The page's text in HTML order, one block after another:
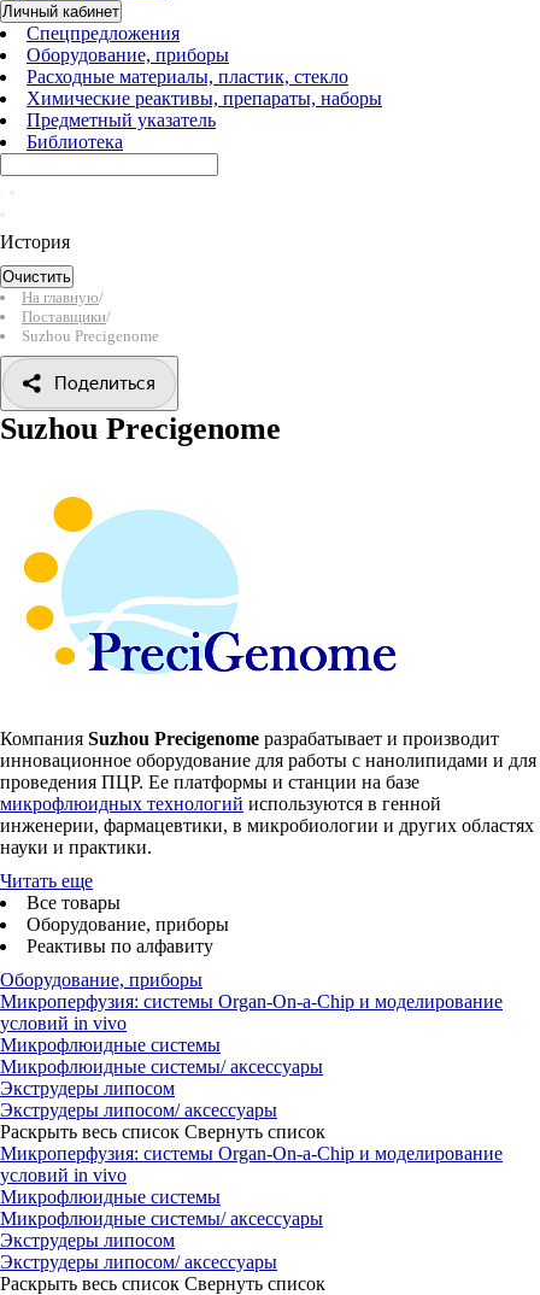
Личный кабинет
Спецпредложения
Оборудование, приборы
Расходные материалы, пластик, стекло
Химические реактивы, препараты, наборы
Предметный указатель
Библиотека
История
Очистить
На главную/
Поставщики/
Suzhou Precigenome
Поделиться
Suzhou Precigenome
Компания Suzhou Precigenome разрабатывает и производит
инновационное оборудование для работы с нанолипидами и для
проведения ПЦР. Ее платформы и станции на базе
микрофлюидных технологий используются в генной
инженерии, фармацевтики, в микробиологии и других областях
науки и практики.
Читать еще
Все товары
Оборудование, приборы
Реактивы по алфавиту
Оборудование, приборы
Микроперфузия: системы Organ-On-a-Chip и моделирование
условий in vivo
Микрофлюидные системы
Микрофлюидные системы/ аксессуары
Экструдеры липосом
Экструдеры липосом/ аксессуары
Раскрыть весь список Свернуть список
Микроперфузия: системы Organ-On-a-Chip и моделирование
условий in vivo
Микрофлюидные системы
Микрофлюидные системы/ аксессуары
Экструдеры липосом
Экструдеры липосом/ аксессуары
Раскрыть весь список Свернуть список